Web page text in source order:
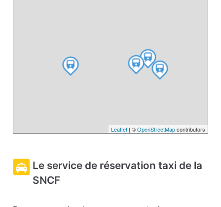
Leaflet| ©OpenStreetMapcontributors
Le service de réservation taxi de la
SNCF